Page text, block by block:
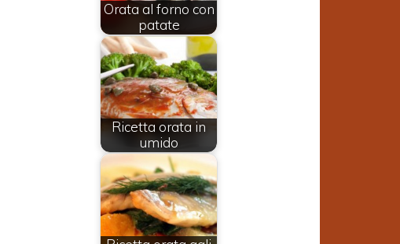
Orata al forno con
patate
Ricetta orata in
umido